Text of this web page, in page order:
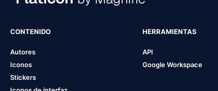
CONTENIDO
Autores
Iconos
Stickers
HERRAMIENTAS
API
Google Workspace